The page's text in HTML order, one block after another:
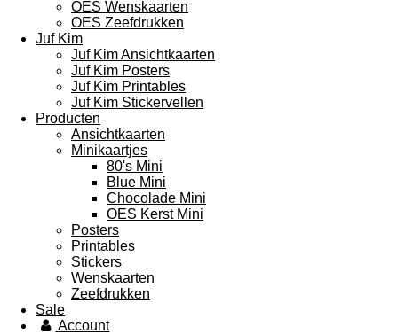
OES Wenskaarten
OES Zeefdrukken
Juf Kim
Juf Kim Ansichtkaarten
Juf Kim Posters
Juf Kim Printables
Juf Kim Stickervellen
Producten
Ansichtkaarten
Minikaartjes
80's Mini
Blue Mini
Chocolade Mini
OES Kerst Mini
Posters
Printables
Stickers
Wenskaarten
Zeefdrukken
Sale
Account